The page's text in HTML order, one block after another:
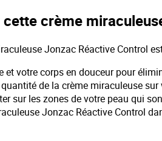
crème
Jonzac Réactive Control
et votre corps en douceur pour
de la crème miraculeuse
sur les zones de votre peau qui
Jonzac Réactive Control